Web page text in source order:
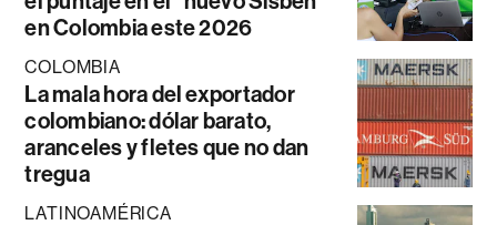
en Colombia este 2026
COLOMBIA
La mala hora del exportador
colombiano: dólar barato,
aranceles y fletes que no dan
tregua
LATINOAMÉRICA